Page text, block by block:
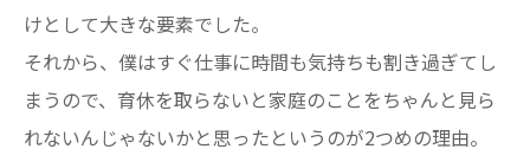
けとして大きな要素でした。
それから、僕はすぐ仕事に時間も気持ちも割き過ぎてし
まうので、育休を取らないと家庭のことをちゃんと見ら
れないんじゃないかと思ったというのが2つめの理由。